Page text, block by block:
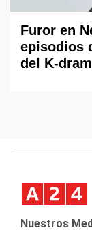
Furor en
episodios
del K-
Nuestros